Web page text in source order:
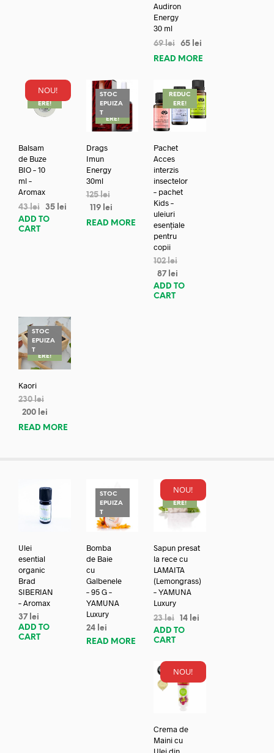
Audiron
Energy
30 ml
69lei 65 lei
READ MORE
NOU!
REDUC
ERE!
Balsam
de Buze
BIO – 10
ml –
Aromax
43lei 35 lei
ADD TO
CART
STOC
EPUIZA
TREDUC
ERE!
Drags
Imun
Energy
30ml
125lei
119 lei
READ MORE
REDUC
ERE!
Pachet
Acces
interzis
insectelor
– pachet
Kids –
uleiuri
esențiale
pentru
copii
102lei
87 lei
ADD TO
CART
STOC
EPUIZA
TREDUC
ERE!
Kaori
230lei
200 lei
READ MORE
Ulei
esential
organic
Brad
SIBERIAN
– Aromax
37 lei
ADD TO
CART
STOC
EPUIZA
T
Bomba
de Baie
cu
Galbenele
– 95 G –
YAMUNA
Luxury
24 lei
READ MORE
NOU!
REDUC
ERE!
Sapun presat
la rece cu
LAMAITA
(Lemongrass)
– YAMUNA
Luxury
23lei 14 lei
ADD TO
CART
NOU!
Crema de
Maini cu